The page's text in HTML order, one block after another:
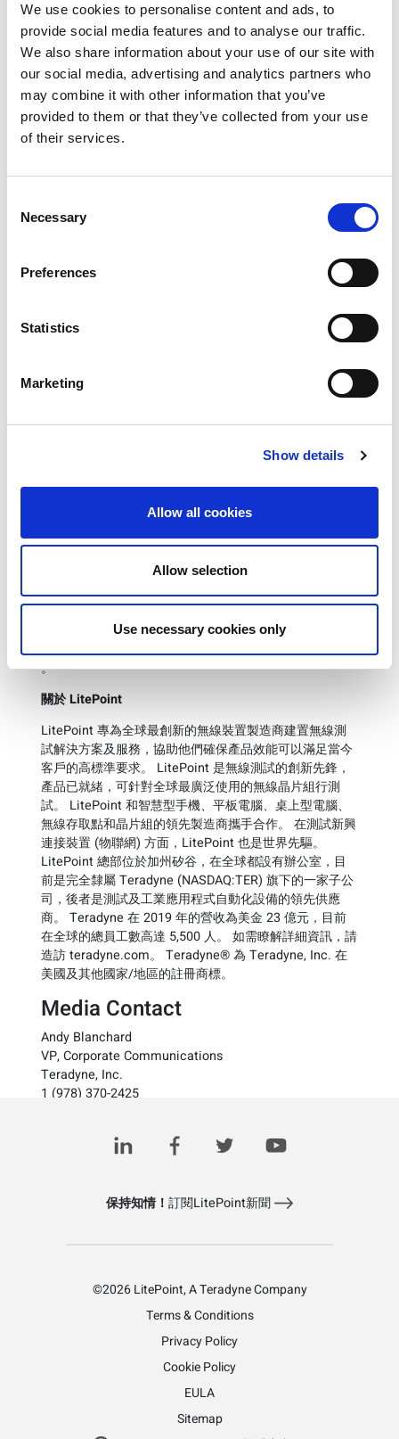
We use cookies to personalise content and ads, to
provide social media features and to analyse our traffic.
We also share information about your use of our site with
our social media, advertising and analytics partners who
may combine it with other information that you’ve
provided to them or that they’ve collected from your use
of their services.
Selection
Necessary
Preferences
Statistics
Marketing
Show details
Allow all cookies
Allow selection
Use necessary cookies only
IQfactATM 軟體可提供一套簡單即時的自動化解決方案，
以確保成品的品質。 這個解決方案可進行製造優化，搭配
LitePoint 的異步平行測試 (APT) 多待測裝置排程功能，
可提供優越的測試經濟效益。
LitePoint 策略業務發展主任 Rex Chen 表示：「無線裝
置製造者們都希望能完全仰賴蜂窩式模組供應商提供經過
CPE、物聯網、智慧車載系統及其他行動產品，可有效降
IQfactATM 是一組自動化套件，設計用途為大批量製造測
IQxel-MW™、IQxel-MW 7G™、IQxstream-M™ 和
IQxstream-5G™。
IQfactATM 可執行快速射頻參數測試，包括發射機功率、
IQfactATM 可讓使用者在各裝置上建置客製化測試流程。
式，加上測試參數、記錄收集及資料分析等方式來運作測
3G、4G LTE、NBIoT、Cat-M 和 5G FR1。
作指引，用於進行製造測試。 如需瞭解詳細資訊，請造
https://www.litepoint.com/products/iqfactatm-
software/
。
關於LitePoint
LitePoint 專為全球最創新的無線裝置製造商建置無線測
試解決方案及服務，協助他們確保產品效能可以滿足當今
客戶的高標準要求。 LitePoint 是無線測試的創新先鋒，
產品已就緒，可針對全球最廣泛使用的無線晶片組行測
試。 LitePoint 和智慧型手機、平板電腦、桌上型電腦、
無線存取點和晶片組的領先製造商攜手合作。 在測試新興
連接裝置 (物聯網) 方面，LitePoint 也是世界先驅。
LitePoint 總部位於加州矽谷，在全球都設有辦公室，目
前是完全隸屬 Teradyne (NASDAQ:TER) 旗下的一家子公
司，後者是測試及工業應用程式自動化設備的領先供應
商。 Teradyne 在 2019 年的營收為美金 23 億元，目前
在全球的總員工數高達 5,500 人。 如需瞭解詳細資訊，請
造訪 teradyne.com。 Teradyne® 為 Teradyne, Inc. 在
美國及其他國家/地區的註冊商標。
Media Contact
Andy Blanchard
VP, Corporate Communications
Teradyne, Inc.
1 (978) 370-2425
保持知情！ 訂閱LitePoint新聞
©2026 LitePoint, A Teradyne Company
Terms & Conditions
Privacy Policy
Cookie Policy
EULA
Sitemap